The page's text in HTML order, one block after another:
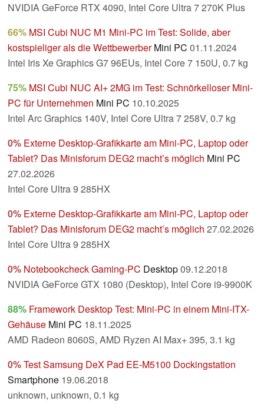
NVIDIA GeForce RTX 4090, Intel Core Ultra 7 270K Plus
66% MSI Cubi NUC M1 Mini-PC im Test: Solide, aber
kostspieliger als die Wettbewerber Mini PC 01.11.2024
Intel Iris Xe Graphics G7 96EUs, Intel Core 7 150U, 0.7 kg
75% MSI Cubi NUC AI+ 2MG im Test: Schnörkelloser Mini-
PC für Unternehmen Mini PC 10.10.2025
Intel Arc Graphics 140V, Intel Core Ultra 7 258V, 0.7 kg
0% Externe Desktop-Grafikkarte am Mini-PC, Laptop oder
Tablet? Das Minisforum DEG2 macht’s möglich Mini PC
27.02.2026
Intel Core Ultra 9 285HX
0% Externe Desktop-Grafikkarte am Mini-PC, Laptop oder
Tablet? Das Minisforum DEG2 macht’s möglich 27.02.2026
Intel Core Ultra 9 285HX
0% Notebookcheck Gaming-PC Desktop09.12.2018
NVIDIA GeForce GTX 1080 (Desktop), Intel Core i9-9900K
88% Framework Desktop Test: Mini-PC in einem Mini-ITX-
Gehäuse Mini PC 18.11.2025
AMD Radeon 8060S, AMD Ryzen AI Max+ 395, 3.1 kg
0%Test Samsung DeX Pad EE-M5100 Dockingstation
Smartphone 19.06.2018
unknown, unknown, 0.1 kg